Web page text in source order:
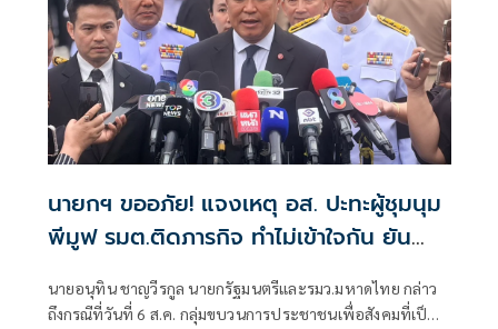
นายกฯ ขออภัย! แจงเหตุ อส. ปะทะผู้ชุมนุม
พีมูฟ รมต.ติดภารกิจ ทำไม่เข้าใจกัน ยัน
นายอนุทิน ชาญวีรกูล นายกรัฐมนตรีและรมว.มหาดไทย กล่าว
ถึงกรณีที่วันที่ 6 ส.ค. กลุ่มขบวนการประชาชนเพื่อสังคมที่เป็น